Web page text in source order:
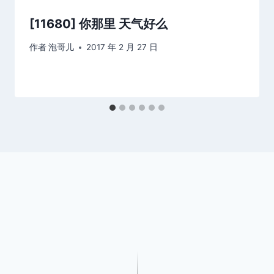
[11680] 你那里 天气好么
作者泡哥儿 2017 年 2 月 27 日